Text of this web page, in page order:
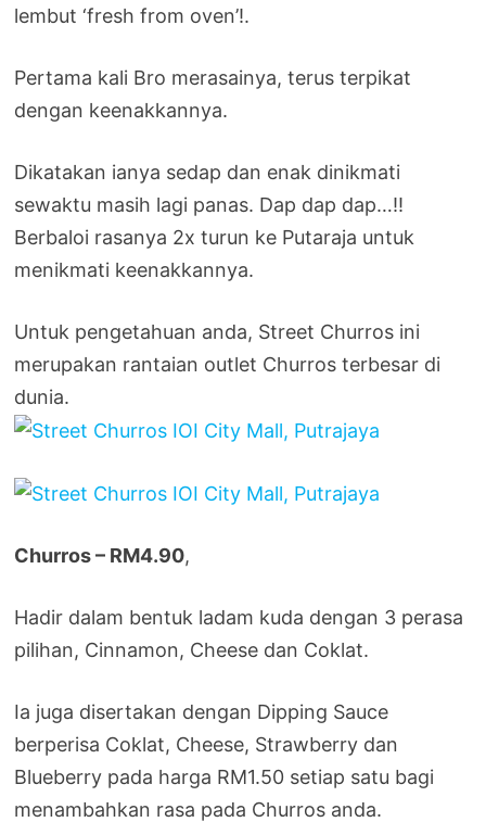
lembut ‘fresh from oven’!.
Pertama kali Bro merasainya, terus terpikat
dengan keenakkannya.
Dikatakan ianya sedap dan enak dinikmati
sewaktu masih lagi panas. Dap dap dap…!!
Berbaloi rasanya 2x turun ke Putaraja untuk
menikmati keenakkannya.
Untuk pengetahuan anda, Street Churros ini
merupakan rantaian outlet Churros terbesar di
dunia.
Churros – RM4.90,
Hadir dalam bentuk ladam kuda dengan 3 perasa
pilihan, Cinnamon, Cheese dan Coklat.
Ia juga disertakan dengan Dipping Sauce
berperisa Coklat, Cheese, Strawberry dan
Blueberry pada harga RM1.50 setiap satu bagi
menambahkan rasa pada Churros anda.